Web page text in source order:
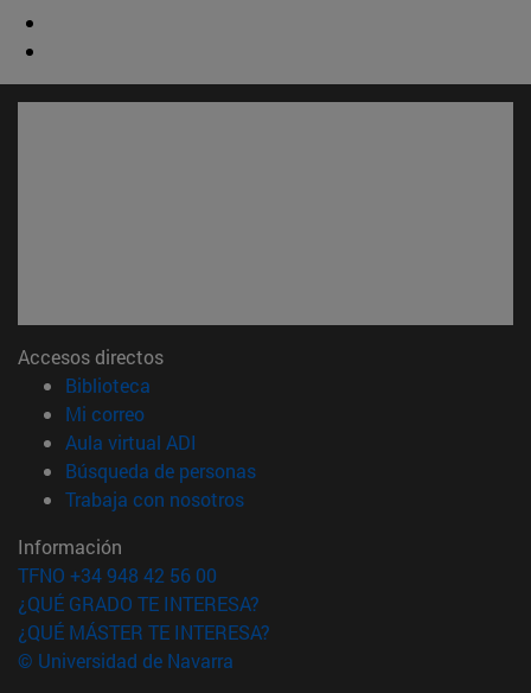
Accesos directos
Biblioteca
Mi correo(abre en nueva ventana)
Aula virtual ADI
Búsqueda de personas(abre en nueva ventana)
Trabaja con nosotros(abre en nueva ventana)
Información
TFNO +34 948 42 56 00
¿QUÉ GRADO TE INTERESA?
¿QUÉ MÁSTER TE INTERESA?
© Universidad de Navarra